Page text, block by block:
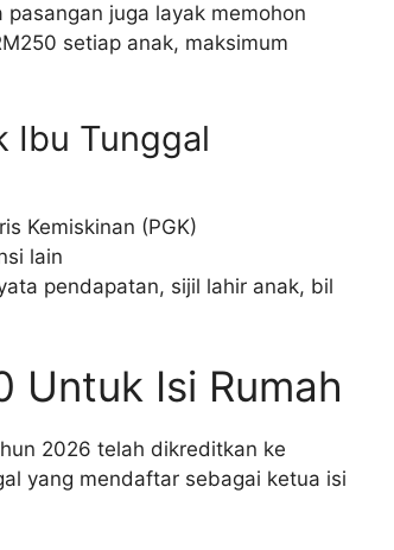
juga layak memohon
setiap anak, maksimum
Ibu Tunggal
Kemiskinan (PGK)
lain
pendapatan, sijil lahir anak, bil
Untuk Isi Rumah
2026 telah dikreditkan ke
yang mendaftar sebagai ketua isi